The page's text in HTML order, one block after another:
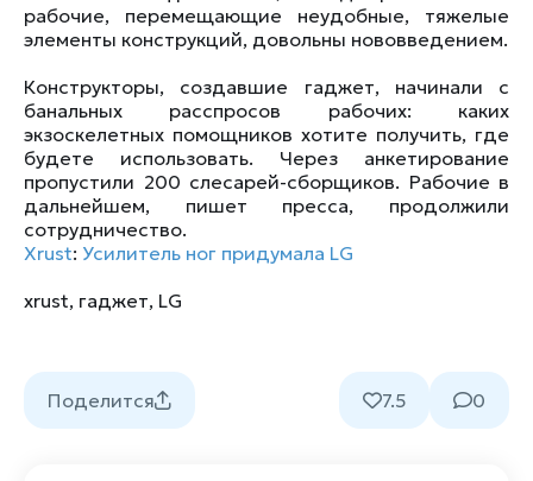
рабочие, перемещающие неудобные, тяжелые
элементы конструкций, довольны нововведением.
Конструкторы, создавшие гаджет, начинали с
банальных расспросов рабочих: каких
экзоскелетных помощников хотите получить, где
будете использовать. Через анкетирование
пропустили 200 слесарей-сборщиков. Рабочие в
дальнейшем, пишет пресса, продолжили
сотрудничество.
Xrust: Усилитель ног придумала LG
xrust, гаджет, LG
Поделится 7.5 0